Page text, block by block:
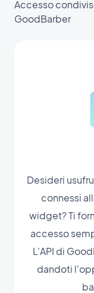
Accesso
GoodBarber
Desideri
connessi
widget? Ti
accesso
L'API di
dandoti